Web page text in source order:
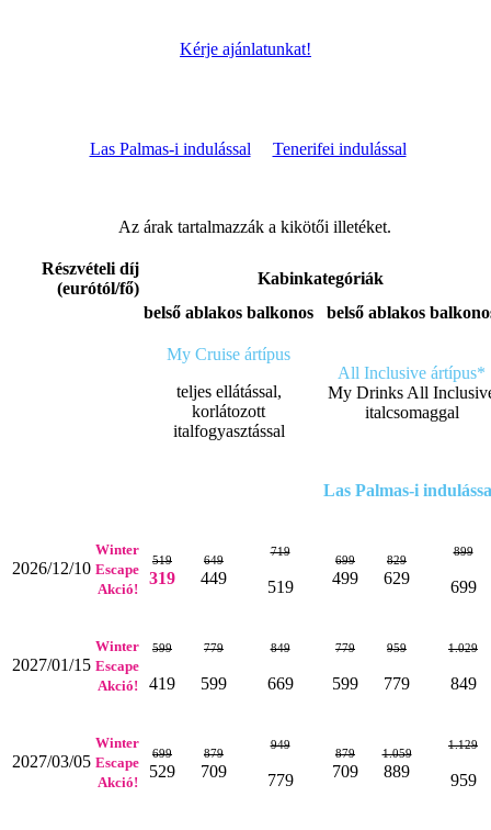
Kérje ajánlatunkat!
Las Palmas-i indulással Tenerifei indulással
Az árak tartalmazzák a kikötői illetéket.
Részvételi díj
(eurótól/fő)
Kabinkategóriák
belső ablakos balkonos belső ablakos
My Cruise ártípus
teljes ellátással,
korlátozott
italfogyasztással
All Inclusive ártípus*
My Drinks All
italcsomaggal
Las Palmas-i
2026/12/10
Winter
Escape
Akció!
519
319
649
449
719
519
699
499
829
629
899
699
2027/01/15
Winter
Escape
Akció!
599
419
779
599
849
669
779
599
959
779
1.029
849
2027/03/05
Winter
Escape
Akció!
699
529
879
709
949
779
879
709
1.059
889
1.129
959